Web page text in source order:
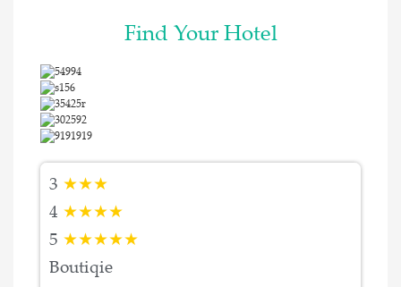
Find Your Hotel
3 ★★★
4 ★★★★
5 ★★★★★
Boutiqie